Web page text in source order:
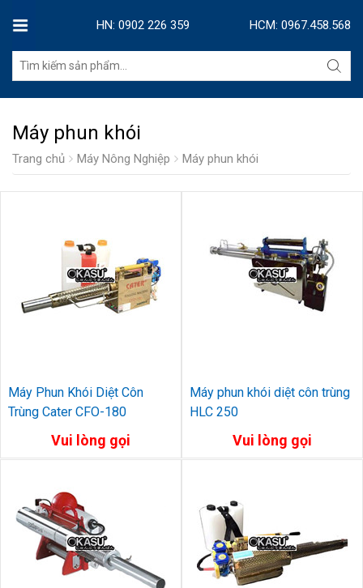
HN: 0902 226 359 HCM: 0967.458.568
Máy phun khói
Trang chủ Máy Nông Nghiệp Máy phun khói
Máy Phun Khói Diệt Côn
Trùng Cater CFO-180
Vui lòng gọi
Máy phun khói diệt côn trùng
HLC 250
Vui lòng gọi